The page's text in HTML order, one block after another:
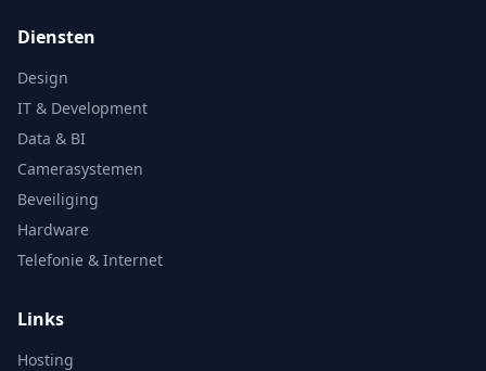
Diensten
Design
IT & Development
Data & BI
Camerasystemen
Beveiliging
Hardware
Telefonie & Internet
Links
Hosting